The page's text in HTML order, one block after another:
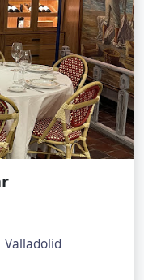
Valladolid